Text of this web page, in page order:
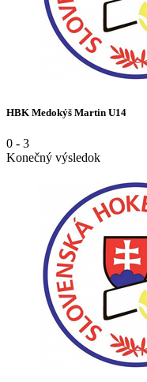
HBK Medokýš Martin U14
0 - 3
Konečný výsledok